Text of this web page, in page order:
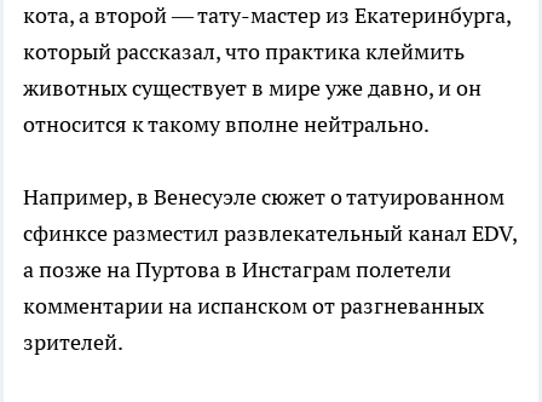
кота, а второй — тату-мастер из Екатеринбурга,
который рассказал, что практика клеймить
животных существует в мире уже давно, и он
относится к такому вполне нейтрально.
Например, в Венесуэле сюжет о татуированном
сфинксе разместил развлекательный канал EDV,
а позже на Пуртова в Инстаграм полетели
комментарии на испанском от разгневанных
зрителей.